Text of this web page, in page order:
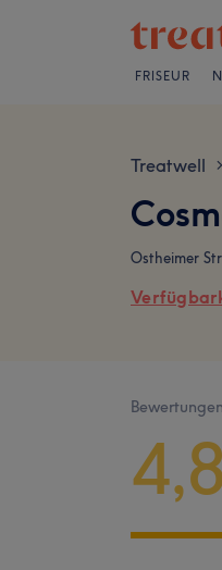
FRISEUR
Treatwell >
Ostheimer
4,8